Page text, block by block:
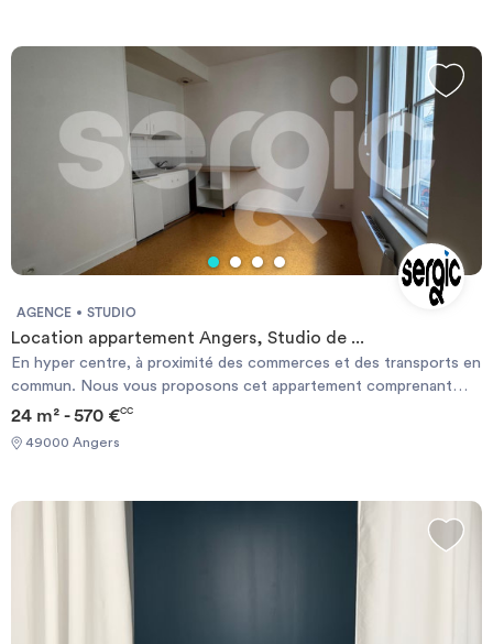
AGENCE STUDIO
Location appartement Angers, Studio de ...
En hyper centre, à proximité des commerces et des transports en
commun. Nous vous proposons cet appartement comprenant
une pièce de vie avec cuisine équipée d'un réfrigérateur et d'une
plaque de cuisson, une salle de bains avec des wc et une autre
pièce qui fait office de chambre. Une terrasse est en cours de
chauffage est électrique individuel. L'immeuble dispose d'un local
à vélo. Merci de soumettre votre dossier de solvabilité sur notre
site www.sergic.com en cliquant sur “candidater en ligne”. Les
informations sur les risques auxquels ce bien est exposé sont
disponibles sur le site Géorisque : https://www.georisques.gouv.fr
24 m² - 570 €CC
49000 Angers